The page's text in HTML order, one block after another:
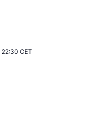
22:30 CET